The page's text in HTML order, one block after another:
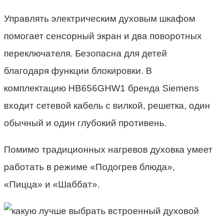
Управлять электрическим духовым шкафом
помогает сенсорный экран и два поворотных
переключателя. Безопасна для детей
благодаря функции блокировки. В
комплектацию HB656GHW1 бренда Siemens
входит сетевой кабель с вилкой, решетка, один
обычный и один глубокий противень.
Помимо традиционных нагревов духовка умеет
работать в режиме «Подогрев блюда»,
«Пицца» и «Шаббат».